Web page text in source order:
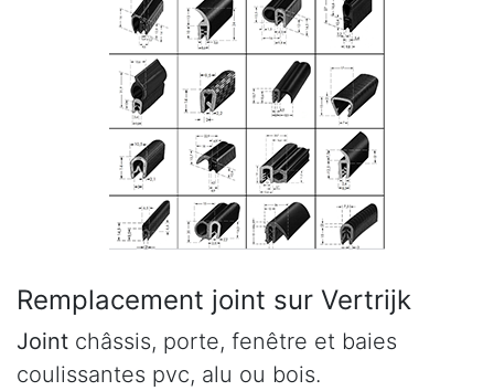
Remplacement joint sur Vertrijk
Joint châssis, porte, fenêtre et baies
coulissantes pvc, alu ou bois.